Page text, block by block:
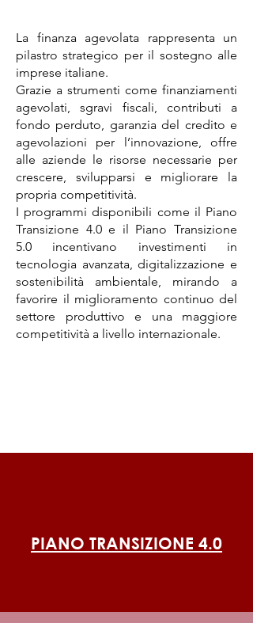
La finanza agevolata rappresenta un
pilastro strategico per il sostegno alle
imprese italiane.
Grazie a strumenti come finanziamenti
agevolati, sgravi fiscali, contributi a
fondo perduto, garanzia del credito e
agevolazioni per l’innovazione, offre
alle aziende le risorse necessarie per
crescere, svilupparsi e migliorare la
propria competitività.
I programmi disponibili come il Piano
Transizione 4.0 e il Piano Transizione
5.0 incentivano investimenti in
tecnologia avanzata, digitalizzazione e
sostenibilità ambientale, mirando a
favorire il miglioramento continuo del
settore produttivo e una maggiore
competitività a livello internazionale.
PIANO TRANSIZIONE 4.0